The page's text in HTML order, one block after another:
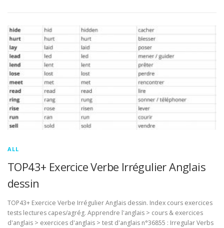
ALL
TOP43+ Exercice Verbe Irrégulier Anglais
dessin
TOP43+ Exercice Verbe Irrégulier Anglais dessin. Index cours exercices
tests lectures capes/agrég. Apprendre l'anglais > cours & exercices
d'anglais > exercices d'anglais > test d'anglais n°36855 : Irregular Verbs